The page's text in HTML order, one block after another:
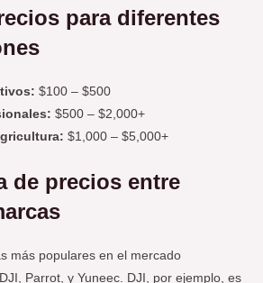
para diferentes
$100 – $500
$500 – $2,000+
$1,000 – $5,000+
de precios entre
más populares en el mercado
Parrot, y Yuneec. DJI, por ejemplo, es